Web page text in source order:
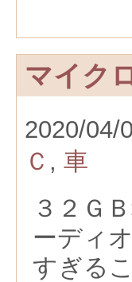
マイク
2020/04/
Ｃ , 車
３２Ｇ
ーディ
すぎる